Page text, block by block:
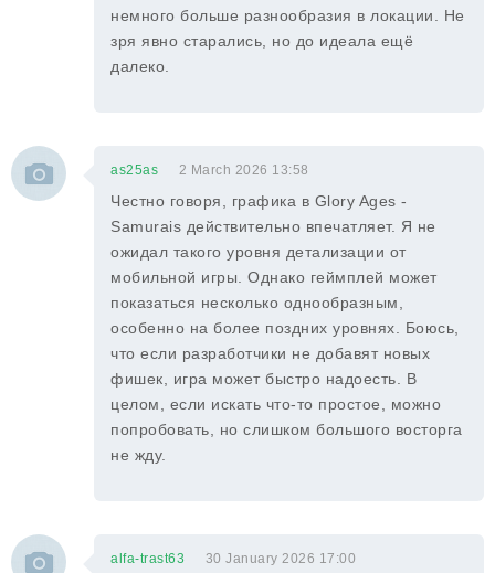
немного больше разнообразия в локации. Не
зря явно старались, но до идеала ещё
далеко.
as25as 2 March 2026 13:58
Честно говоря, графика в Glory Ages -
Samurais действительно впечатляет. Я не
ожидал такого уровня детализации от
мобильной игры. Однако геймплей может
показаться несколько однообразным,
особенно на более поздних уровнях. Боюсь,
что если разработчики не добавят новых
фишек, игра может быстро надоесть. В
целом, если искать что-то простое, можно
попробовать, но слишком большого восторга
не жду.
alfa-trast63 30 January 2026 17:00